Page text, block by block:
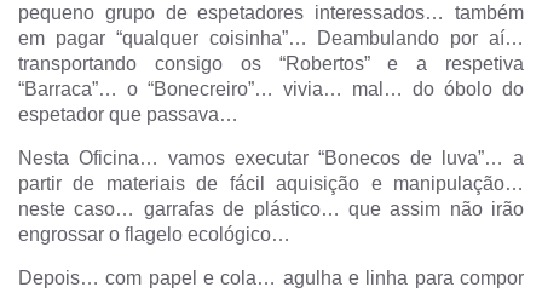
pequeno grupo de espetadores interessados… também
em pagar “qualquer coisinha”… Deambulando por aí…
transportando consigo os “Robertos” e a respetiva
“Barraca”… o “Bonecreiro”… vivia… mal… do óbolo do
espetador que passava…
Nesta Oficina… vamos executar “Bonecos de luva”… a
partir de materiais de fácil aquisição e manipulação…
neste caso… garrafas de plástico… que assim não irão
engrossar o flagelo ecológico…
Depois… com papel e cola… agulha e linha para compor